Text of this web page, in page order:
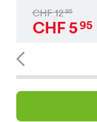
CHF1295
CHF595